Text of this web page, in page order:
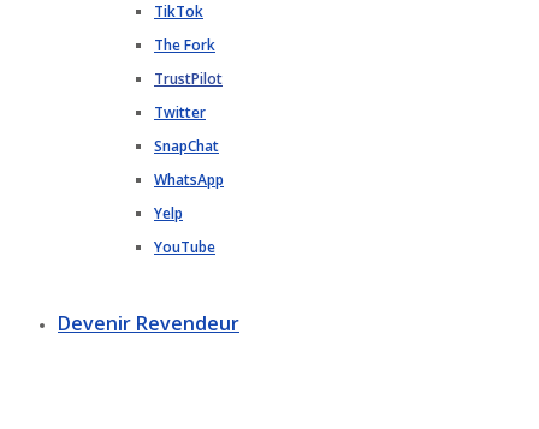
TikTok
The Fork
TrustPilot
Twitter
SnapChat
WhatsApp
Yelp
YouTube
Devenir Revendeur